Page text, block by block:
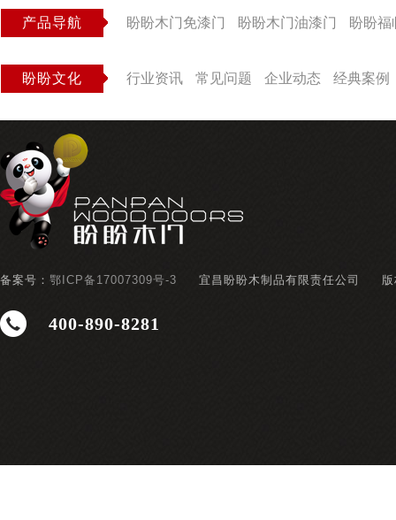
产品导航 盼盼木门免漆门 盼盼木门油漆门 盼盼福
盼盼文化 行业资讯 常见问题 企业动态 经典案例
备案号： 鄂ICP备17007309号-3 宜昌盼盼木制品有限责任公司
400-890-8281